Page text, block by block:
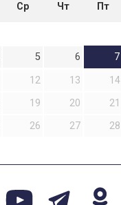
Ср Чт Пт
5 6 7
12 13 14
19 20 21
26 27 28